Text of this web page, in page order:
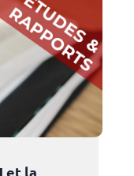
et la